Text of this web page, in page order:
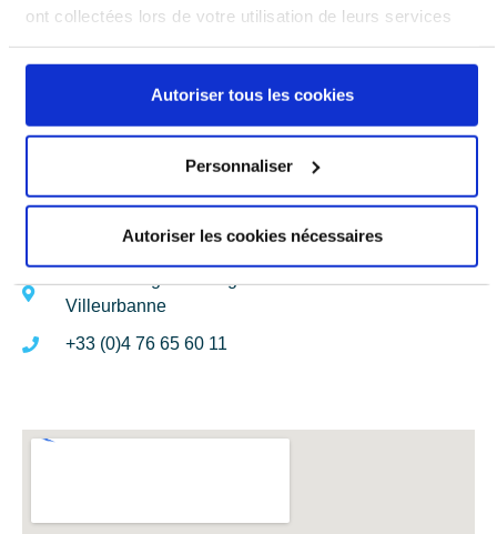
ont collectées lors de votre utilisation de leurs services
Autoriser tous les cookies
Personnaliser
Autoriser les cookies nécessaires
confidentialité et de protection des données.
Villeurbanne
+33 (0)4 76 65 60 11